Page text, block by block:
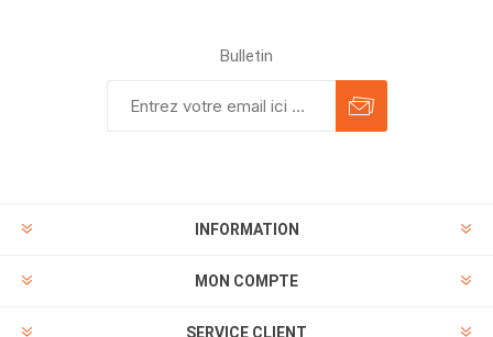
Bulletin
INFORMATION
MON COMPTE
SERVICE CLIENT